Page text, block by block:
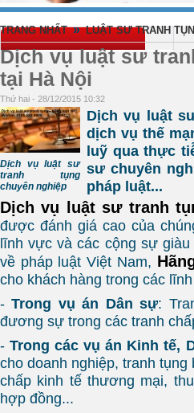
TRANG NHẤT » LUẬT SƯ TRANH
Dịch vụ luật sư
tại Hà Nội
Thứ hai - 28/12/2015 10:32
Dịch vụ luật sư
tranh tụng
chuyên nghiệp
Dịch vụ luật
dịch vụ thế
luỹ qua thực
sư chuyên
pháp luật...
Dịch vụ luật sư tranh
được đánh giá cao của
lĩnh vực và các cộng sự
về pháp luật Việt Nam,
cho khách hàng trong các
-Trong vụ án Dân sự:
đương sự trong các tranh
-Trong các vụ án Kinh tế,
cho doanh nghiệp, tranh
chấp kinh tế thương mại,
hợp đồng...